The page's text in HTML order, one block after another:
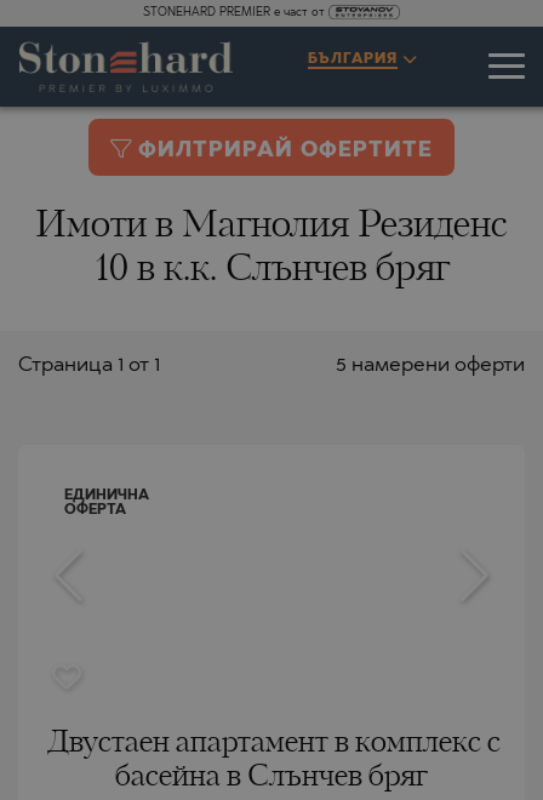
STONEHARD PREMIER е част от
БЪЛГАРИЯ
ФИЛТРИРАЙ ОФЕРТИТЕ
Имоти в Магнолия Резиденс
10 в к.к. Слънчев бряг
5 намерени оферти
Страницa 1 от 1
ЕДИНИЧНА
ОФЕРТА
Двустаен апартамент в комплекс с
басейна в Слънчев бряг